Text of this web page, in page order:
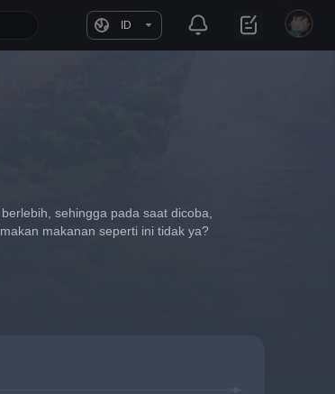
ID
sehingga pada saat dicoba,
makanan seperti ini tidak ya?